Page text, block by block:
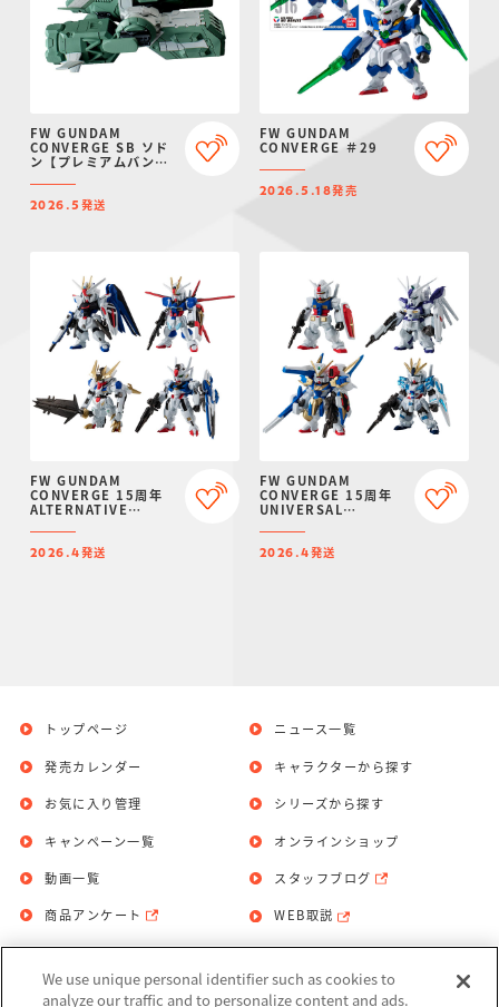
FW GUNDAM
CONVERGE SB ソド
ン【プレミアムバンダ
2026.5 発送
FW GUNDAM
CONVERGE ＃29
2026.5.18発売
FW GUNDAM
CONVERGE 15周年
ALTERNATIVE
アムバンダイ限定】
2026.4発送
FW GUNDAM
CONVERGE 15周年
UNIVERSAL
ミアムバンダイ限定】
2026.4発送
トップページ
発売カレンダー
お気に入り管理
ニュース一覧
キャラクターから探す
シリーズから探す
キャンペーン一覧
動画一覧
商品アンケート
オンラインショップ
スタッフブログ
WEB取説
お問い合わせ 個人情報保護方針
We use unique personal identifier such as cookies to
analyze our traffic and to personalize content and ads.